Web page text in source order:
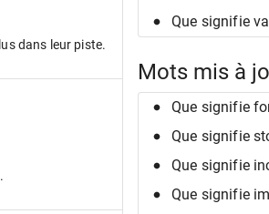
dans leur piste.
Que signifie
Mots mis à
Que signifie
Que signifie
Que signifie
Que signifie